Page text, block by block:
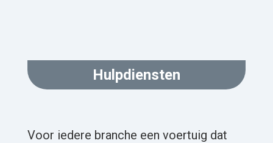
Hulpdiensten
Voor iedere branche een voertuig dat